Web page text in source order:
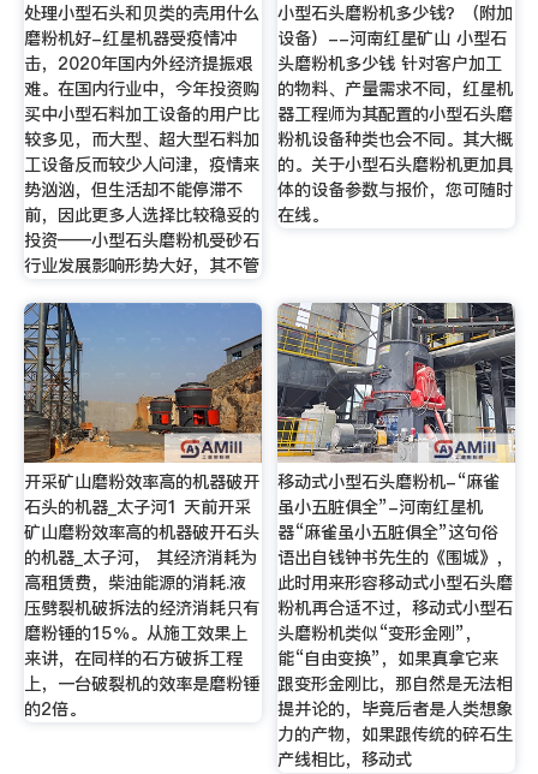
处理小型石头和贝类的壳用什么
磨粉机好-红星机器受疫情冲
击，2020年国内外经济提振艰
难。在国内行业中，今年投资购
买中小型石料加工设备的用户比
较多见，而大型、超大型石料加
工设备反而较少人问津，疫情来
势汹汹，但生活却不能停滞不
前，因此更多人选择比较稳妥的
投资——小型石头磨粉机受砂石
行业发展影响形势大好，其不管
小型石头磨粉机多少钱？（附加
设备）--河南红星矿山 小型石
头磨粉机多少钱 针对客户加工
的物料、产量需求不同，红星机
器工程师为其配置的小型石头磨
粉机设备种类也会不同。其大概
的。关于小型石头磨粉机更加具
体的设备参数与报价，您可随时
在线。
开采矿山磨粉效率高的机器破开
石头的机器_太子河1 天前开采
矿山磨粉效率高的机器破开石头
的机器_太子河， 其经济消耗为
高租赁费，柴油能源的消耗.液
压劈裂机破拆法的经济消耗只有
磨粉锤的15％。从施工效果上
来讲，在同样的石方破拆工程
上，一台破裂机的效率是磨粉锤
的2倍。
移动式小型石头磨粉机-“麻雀
虽小五脏俱全”-河南红星机
器“麻雀虽小五脏俱全”这句俗
语出自钱钟书先生的《围城》，
此时用来形容移动式小型石头磨
粉机再合适不过，移动式小型石
头磨粉机类似“变形金刚”，
能“自由变换”，如果真拿它来
跟变形金刚比，那自然是无法相
提并论的，毕竟后者是人类想象
力的产物，如果跟传统的碎石生
产线相比，移动式